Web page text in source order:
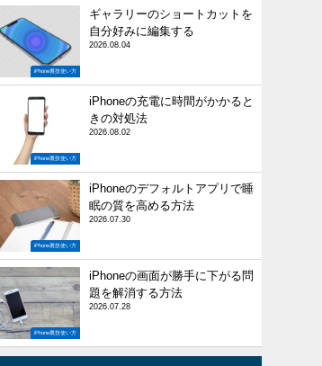
iPhone裏技使い方
ギャラリーのショートカットを
自分好みに編集する
2026.08.04
iPhone裏技使い方
iPhoneの充電に時間がかかると
きの対処法
2026.08.02
iPhone裏技使い方
iPhoneのデフォルトアプリで睡
眠の質を高める方法
2026.07.30
iPhone裏技使い方
iPhoneの画面が勝手に下がる問
題を解消する方法
2026.07.28